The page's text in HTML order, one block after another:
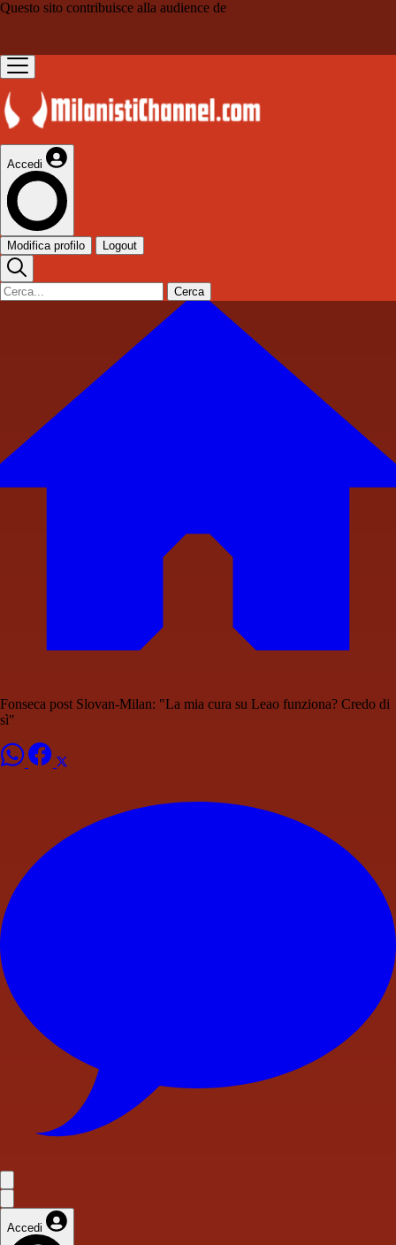
Questo sito contribuisce alla audience de
Accedi
Modifica profilo Logout
Cerca
Fonseca post Slovan-Milan: "La mia cura su Leao funziona? Credo di
sì"
Accedi